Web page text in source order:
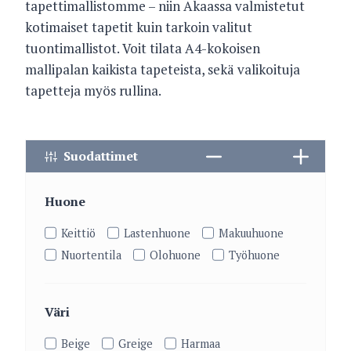
tapettimallistomme – niin Akaassa valmistetut
kotimaiset tapetit kuin tarkoin valitut
tuontimallistot. Voit tilata A4-kokoisen
mallipalan kaikista tapeteista, sekä valikoituja
tapetteja myös rullina.
Suodattimet
Huone
Keittiö Lastenhuone
Makuuhuone
Nuortentila
Olohuone Työhuone
Väri
Beige Greige Harmaa